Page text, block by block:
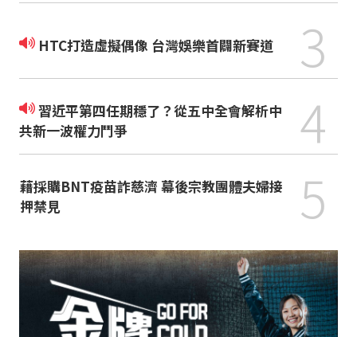
HTC打造虛擬偶像 台灣娛樂首闢新賽道 3
習近平第四任期穩了？從五中全會解析中
共新一波權力鬥爭
4
藉採購BNT疫苗詐慈濟 幕後宗教團體夫婦接
押禁見
5